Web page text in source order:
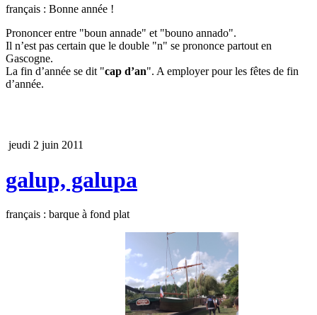
français : Bonne année !
Prononcer entre "boun annade" et "bouno annado".
Il n’est pas certain que le double "n" se prononce partout en
Gascogne.
La fin d’année se dit "cap d’an". A employer pour les fêtes de fin
d’année.
jeudi 2 juin 2011
galup, galupa
français : barque à fond plat